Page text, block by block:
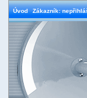
Úvod Zákazník: